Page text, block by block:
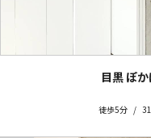
目黒 ぽ
徒歩5分